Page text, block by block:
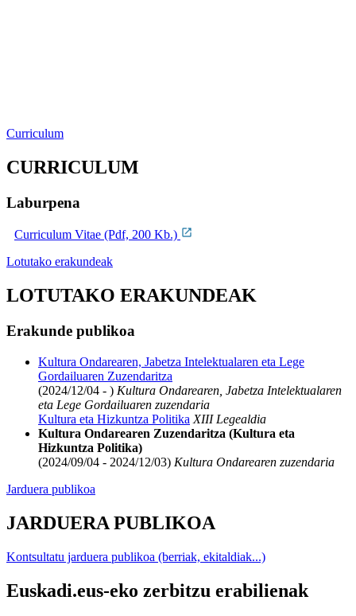
Curriculum
CURRICULUM
Laburpena
Curriculum Vitae (Pdf, 200 Kb.)
Lotutako erakundeak
LOTUTAKO ERAKUNDEAK
Erakunde publikoa
Kultura Ondarearen, Jabetza Intelektualaren eta Lege
Gordailuaren Zuzendaritza
(2024/12/04 - ) Kultura Ondarearen, Jabetza Intelektualaren
eta Lege Gordailuaren zuzendaria
Kultura eta Hizkuntza Politika XIII Legealdia
Kultura Ondarearen Zuzendaritza (Kultura eta
Hizkuntza Politika)
(2024/09/04 - 2024/12/03) Kultura Ondarearen zuzendaria
Jarduera publikoa
JARDUERA PUBLIKOA
Kontsultatu jarduera publikoa (berriak, ekitaldiak...)
Euskadi.eus-eko zerbitzu erabilienak